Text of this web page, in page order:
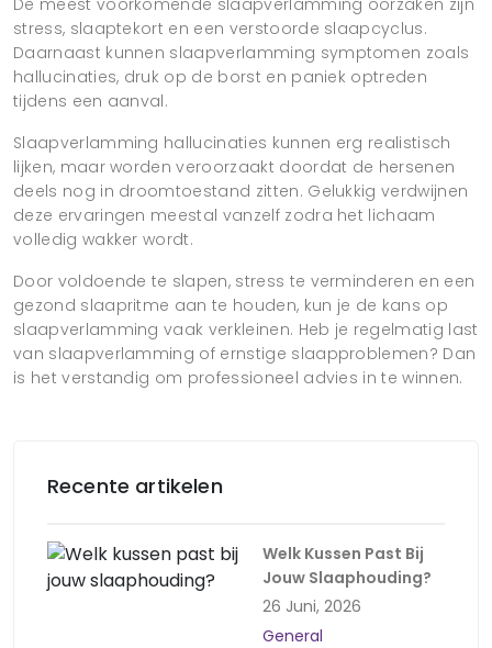
stress, slaaptekort en een verstoorde slaapcyclus.
Daarnaast kunnen slaapverlamming symptomen zoals
hallucinaties, druk op de borst en paniek optreden
tijdens een aanval.
Slaapverlamming hallucinaties kunnen erg realistisch
lijken, maar worden veroorzaakt doordat de hersenen
deels nog in droomtoestand zitten. Gelukkig verdwijnen
deze ervaringen meestal vanzelf zodra het lichaam
volledig wakker wordt.
Door voldoende te slapen, stress te verminderen en een
gezond slaapritme aan te houden, kun je de kans op
slaapverlamming vaak verkleinen. Heb je regelmatig last
van slaapverlamming of ernstige slaapproblemen? Dan
is het verstandig om professioneel advies in te winnen.
Recente artikelen
Welk Kussen Past Bij
Jouw Slaaphouding?
26 Juni, 2026
General